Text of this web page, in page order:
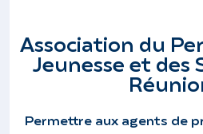
Association du
Jeunesse et des
Permettre aux agents de